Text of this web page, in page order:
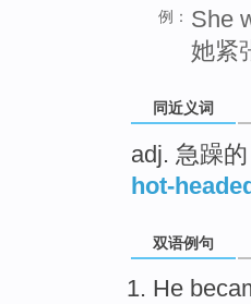
例： She
她紧
同近义词
adj. 急躁
hot-
双语例句
He